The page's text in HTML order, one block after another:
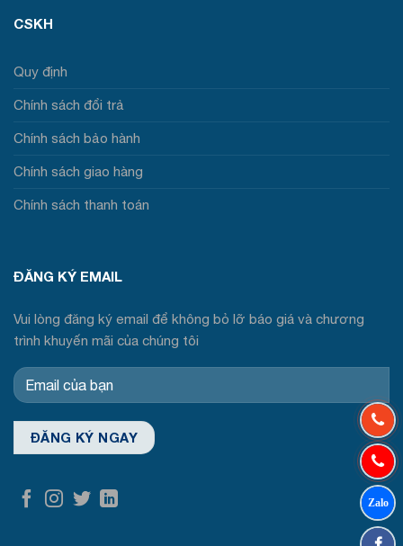
CSKH
Quy định
Chính sách đổi trả
Chính sách bảo hành
Chính sách giao hàng
Chính sách thanh toán
ĐĂNG KÝ EMAIL
Vui lòng đăng ký email để không bỏ lỡ báo giá và chương
trình khuyến mãi của chúng tôi